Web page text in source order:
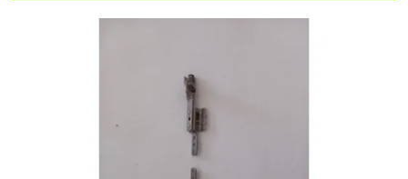
Výpis produktů